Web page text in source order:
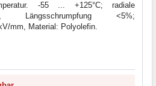
-55 ... +125°C; radiale
Längsschrumpfung <5%;
mm, Material: Polyolefin.